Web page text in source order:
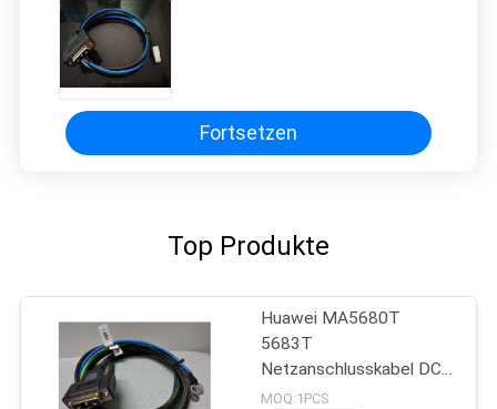
Fortsetzen
Top Produkte
Huawei MA5680T
5683T
Netzanschlusskabel DCs
Huawei OLT-48V
MOQ:1PCS